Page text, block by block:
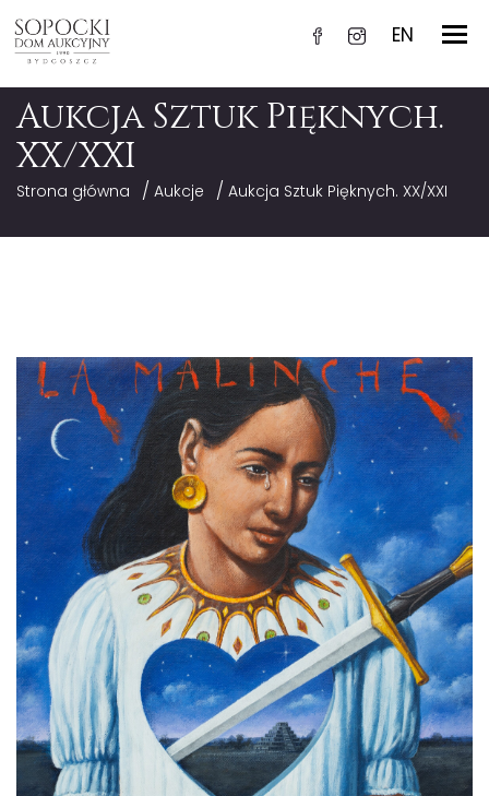
EN
Aukcja Sztuk Pięknych.
XX/XXI
Strona główna / Aukcje / Aukcja Sztuk Pięknych. XX/XXI